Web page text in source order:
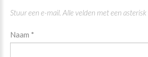
Stuur een e-mail. Alle velden met een
Naam *